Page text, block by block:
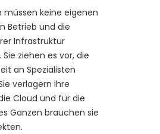
keine eigenen
Betrieb und die
Infrastruktur
ziehen es vor, die
an Spezialisten
verlagern ihre
Cloud und für die
Ganzen brauchen sie